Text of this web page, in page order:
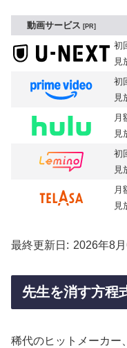
動画サービス PR
初
見
初
見
月
見
初
見
月
見
最終更新日 2026年8月
先生を消す方程
稀代のヒットメーカー